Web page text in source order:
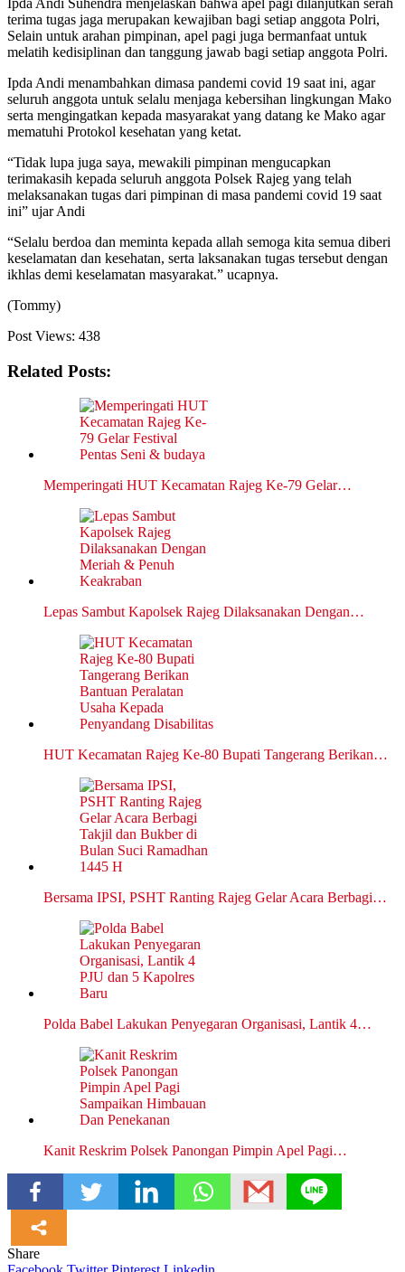
terima tugas jaga merupakan kewajiban bagi setiap anggota Polri,
Selain untuk arahan pimpinan, apel pagi juga bermanfaat untuk
melatih kedisiplinan dan tanggung jawab bagi setiap anggota Polri.
Ipda Andi menambahkan dimasa pandemi covid 19 saat ini, agar
seluruh anggota untuk selalu menjaga kebersihan lingkungan Mako
serta mengingatkan kepada masyarakat yang datang ke Mako agar
mematuhi Protokol kesehatan yang ketat.
“Tidak lupa juga saya, mewakili pimpinan mengucapkan
terimakasih kepada seluruh anggota Polsek Rajeg yang telah
melaksanakan tugas dari pimpinan di masa pandemi covid 19 saat
ini” ujar Andi
“Selalu berdoa dan meminta kepada allah semoga kita semua diberi
keselamatan dan kesehatan, serta laksanakan tugas tersebut dengan
ikhlas demi keselamatan masyarakat.” ucapnya.
(Tommy)
Post Views: 438
Related Posts:
Memperingati HUT Kecamatan Rajeg Ke-79 Gelar…
Lepas Sambut Kapolsek Rajeg Dilaksanakan Dengan…
HUT Kecamatan Rajeg Ke-80 Bupati Tangerang Berikan…
Bersama IPSI, PSHT Ranting Rajeg Gelar Acara Berbagi…
Polda Babel Lakukan Penyegaran Organisasi, Lantik 4…
Kanit Reskrim Polsek Panongan Pimpin Apel Pagi…
Share